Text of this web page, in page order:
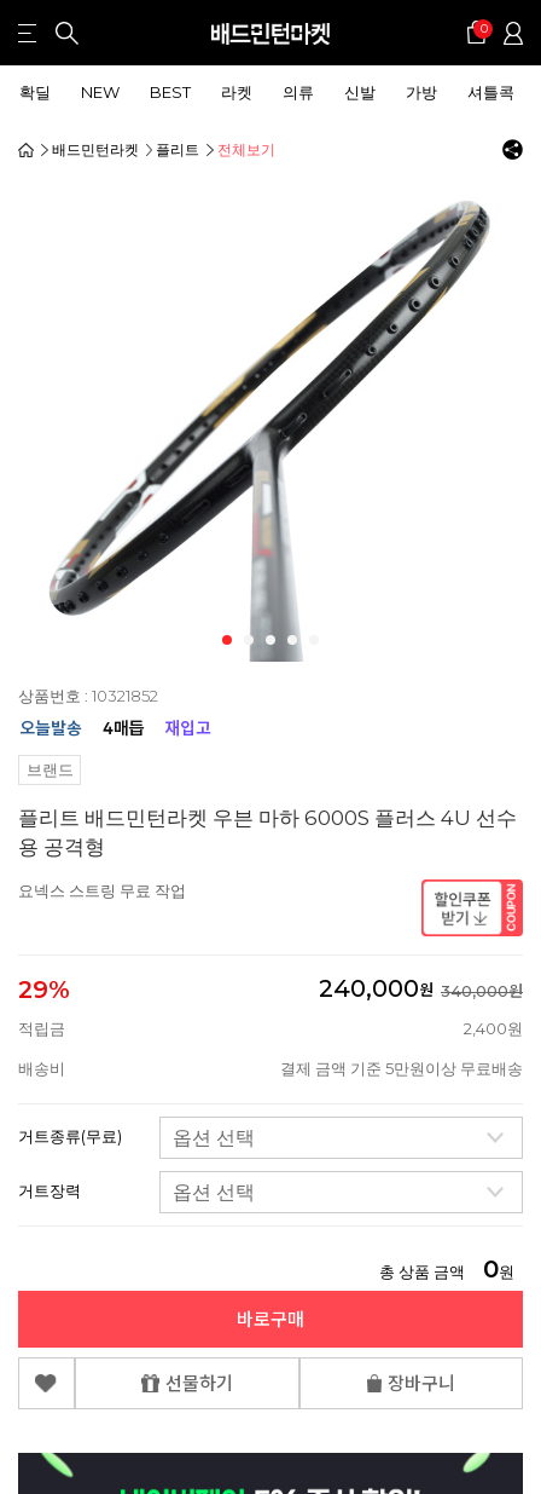
0
확딜 NEW BEST 라켓 의류 신발 가방 셔틀콕
배드민턴라켓 플리트 전체보기
상품번호 : 10321852
브랜드
플리트 배드민턴라켓 우븐 마하 6000S 플러스 4U 선수
용 공격형
요넥스 스트링 무료 작업
29% 240,000원 340,000원
적립금
2,400원
배송비 결제 금액 기준 5만원이상 무료배송
거트종류(무료)
거트장력
총 상품 금액 0원
바로구매
선물하기 장바구니